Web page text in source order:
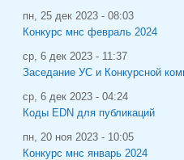
пн, 25 дек 2023 - 08:03
Конкурс мнс февраль 2024
ср, 6 дек 2023 - 11:37
Заседание УС и Конкурсной
ср, 6 дек 2023 - 04:24
Коды EDN для публикаций
пн, 20 ноя 2023 - 10:05
Конкурс мнс январь 2024